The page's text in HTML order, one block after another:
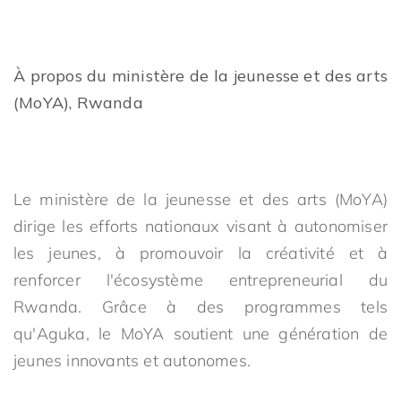
À propos du ministère de la jeunesse et des arts
(MoYA), Rwanda
Le ministère de la jeunesse et des arts (MoYA)
dirige les efforts nationaux visant à autonomiser
les jeunes, à promouvoir la créativité et à
renforcer l'écosystème entrepreneurial du
Rwanda. Grâce à des programmes tels
qu'Aguka, le MoYA soutient une génération de
jeunes innovants et autonomes.